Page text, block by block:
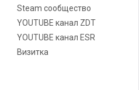
Steam сообщество
YOUTUBE канал ZDT
YOUTUBE канал ESR
Визитка